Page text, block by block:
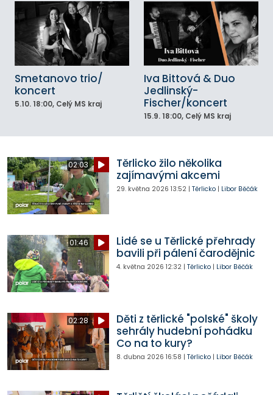
Smetanovo trio/
koncert
5.10. 18:00, Celý MS kraj
Iva Bittová & Duo
Jedlinský-
Fischer/koncert
15.9. 18:00, Celý MS kraj
02:03
Těrlicko žilo několika
zajímavými akcemi
29. května 2026 13:52| Těrlicko| Libor Běčák
01:46
Lidé se u Těrlické přehrady
bavili při pálení čarodějnic
4. května 2026 12:32| Těrlicko| Libor Běčák
02:28
Děti z těrlické "polské" školy
sehrály hudební pohádku
Co na to kury?
8. dubna 2026 16:58 | Těrlicko| Libor Běčák